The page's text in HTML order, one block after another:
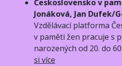
Československo v
Jonáková, Jan Dufek/
Vzdělávací platforma
v paměti žen pracuje s
narozených od 20. do
si více